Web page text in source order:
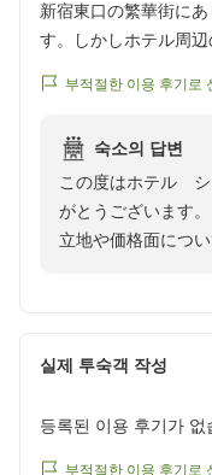
またのお越しを心
ホテルシェーナ
新宿東口の繁華街に
す。しかしホテル周辺
https://
부적절한 이용 후기로
숙소의 답변
この度はホテル シ
がとうございます。
立地や価格面につ
しまい申し訳ござい
当ホテルは利便性
いう立地上、夜間
실제 투숙객 작성
등록된 이용 후기가 없
부적절한 이용 후기로